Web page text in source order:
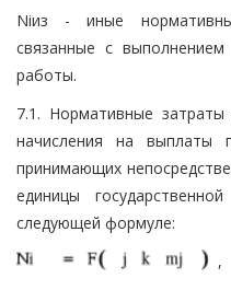
Niиз - иные
связанные с
работы.
7.1. Нормативные
начисления на выплаты
принимающих
единицы
следующей формуле:
,